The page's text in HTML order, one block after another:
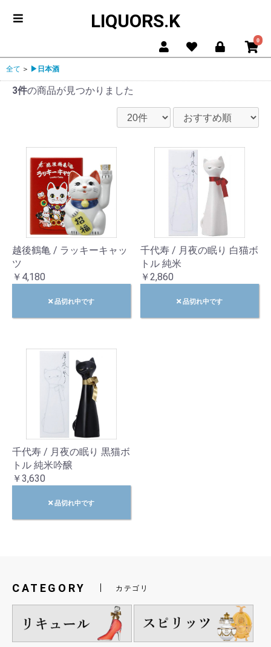
LIQUORS.K
0
全て ＞ ▶日本酒
3件の商品が見つかりました
越後鶴亀 / ラッキーキャッ
ツ
￥4,180
品切れ中です
千代寿 / 月夜の眠り 白猫ボ
トル 純米
￥2,860
品切れ中です
千代寿 / 月夜の眠り 黒猫ボ
トル 純米吟醸
￥3,630
品切れ中です
CATEGORY カテゴリ